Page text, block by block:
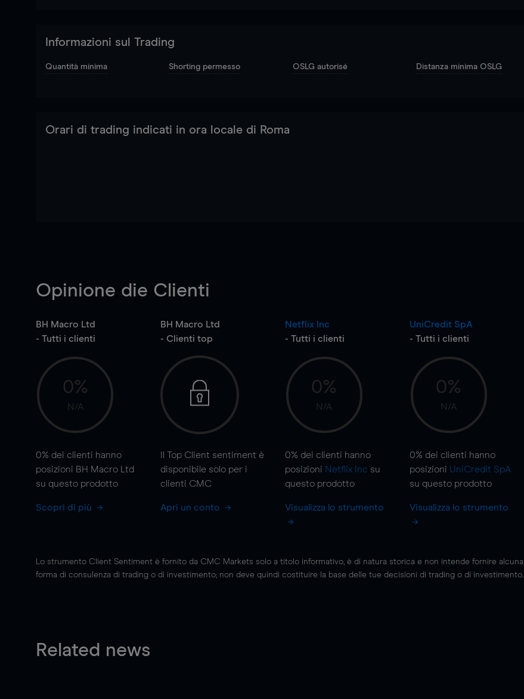
Informazioni sul Trading
Quantità minima Shorting permesso OSLG autorisé Distanza minima OSLG
Orari di trading indicati in ora locale di Roma
Opinione die Clienti
BH Macro Ltd
- Tutti i clienti
0%
N/A
0% dei clienti hanno
posizioni BH Macro Ltd
su questo prodotto
Scopri di più
BH Macro Ltd
- Clienti top
Il Top Client sentiment è
disponibile solo per i
clienti CMC
Apri un conto
Netflix Inc
- Tutti i clienti
0%
N/A
0% dei clienti hanno
posizioni Netflix Inc su
questo prodotto
Visualizza lo strumento
UniCredit SpA
- Tutti i clienti
0%
N/A
0% dei clienti hanno
posizioni UniCredit SpA
su questo prodotto
Visualizza lo strumento
Lo strumento Client Sentiment è fornito da CMC Markets solo a titolo informativo, è di natura storica e non intende fornire alcuna
forma di consulenza di trading o di investimento; non deve quindi costituire la base delle tue decisioni di trading o di investimento.
Related news